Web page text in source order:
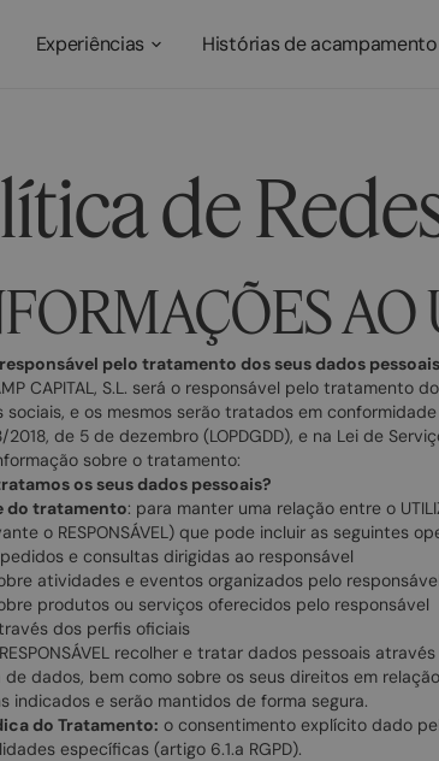
Experiências Histórias de acampamento
de
pelo tratamento dos seus dados
CAPITAL, S.L. será o responsável pelo tratamento
sociais, e os mesmos serão tratados em
2018, de 5 de dezembro (LOPDGDD), e na Lei de
sobre o tratamento:
os seus dados pessoais?
do tratamento: para manter uma relação entre o
o RESPONSÁVEL) que pode incluir as seguintes
e consultas dirigidas ao responsável
atividades e eventos organizados pelo responsável
produtos ou serviços oferecidos pelo responsável
dos perfis oficiais
recolher e tratar dados pessoais
dados, bem como sobre os seus direitos em
indicados e serão mantidos de forma segura.
do Tratamento: o consentimento explícito dado
específicas (artigo 6.1.a RGPD).